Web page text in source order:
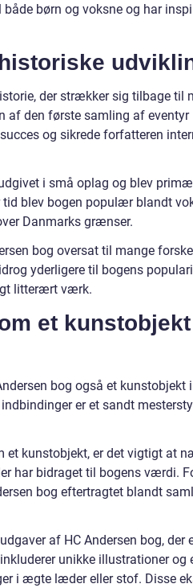
børn og voksne og har
der strækker sig tilbage til
af den første samling af eventyr
og sikrede forfatteren
i små oplag og blev
blev bogen populær blandt
Danmarks grænser.
bog oversat til mange
yderligere til bogens
litterært værk.
et kunstobjekt
bog også et kunstobjekt
er et sandt
et kunstobjekt, er det vigtigt at
har bidraget til bogens værdi.
bog eftertragtet blandt
af HC Andersen bog, der
unikke illustrationer og
i ægte læder eller stof. Disse